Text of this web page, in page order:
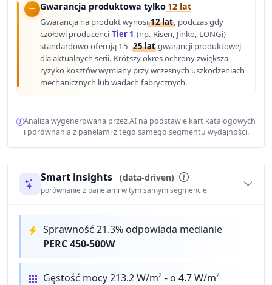
Gwarancja produktowa tylko12 lat
Gwarancja na produkt wynosi12 lat, podczas gdy
czołowi producenci Tier 1 (np. Risen, Jinko, LONGi)
standardowo oferują 15–25 lat gwarancji produktowej
dla aktualnych serii. Krótszy okres ochrony zwiększa
ryzyko kosztów wymiany przy wczesnych uszkodzeniach
mechanicznych lub wadach fabrycznych.
Analiza wygenerowana przez AI na podstawie kart katalogowych
i porównania z panelami z tego samego segmentu wydajności.
Smart insights (data-driven)
porównanie z panelami w tym samym segmencie
Sprawność 21.3% odpowiada medianie
PERC 450-500W
Gęstość mocy 213.2 W/m² - o 4.7 W/m²